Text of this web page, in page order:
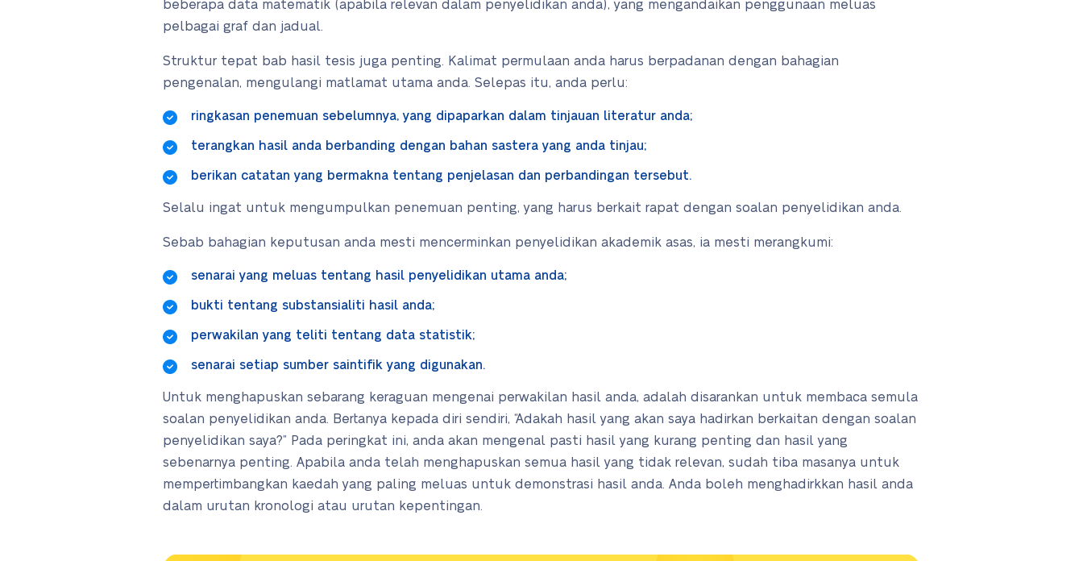
beberapa data matematik (apabila relevan dalam penyelidikan anda), yang mengandaikan penggunaan meluas
pelbagai graf dan jadual.
Struktur tepat bab hasil tesis juga penting. Kalimat permulaan anda harus berpadanan dengan bahagian
pengenalan, mengulangi matlamat utama anda. Selepas itu, anda perlu:
ringkasan penemuan sebelumnya, yang dipaparkan dalam tinjauan literatur anda;
terangkan hasil anda berbanding dengan bahan sastera yang anda tinjau;
berikan catatan yang bermakna tentang penjelasan dan perbandingan tersebut.
Selalu ingat untuk mengumpulkan penemuan penting, yang harus berkait rapat dengan soalan penyelidikan anda.
Sebab bahagian keputusan anda mesti mencerminkan penyelidikan akademik asas, ia mesti merangkumi:
senarai yang meluas tentang hasil penyelidikan utama anda;
bukti tentang substansialiti hasil anda;
perwakilan yang teliti tentang data statistik;
senarai setiap sumber saintifik yang digunakan.
Untuk menghapuskan sebarang keraguan mengenai perwakilan hasil anda, adalah disarankan untuk membaca semula
soalan penyelidikan anda. Bertanya kepada diri sendiri, “Adakah hasil yang akan saya hadirkan berkaitan dengan soalan
penyelidikan saya?” Pada peringkat ini, anda akan mengenal pasti hasil yang kurang penting dan hasil yang
sebenarnya penting. Apabila anda telah menghapuskan semua hasil yang tidak relevan, sudah tiba masanya untuk
mempertimbangkan kaedah yang paling meluas untuk demonstrasi hasil anda. Anda boleh menghadirkkan hasil anda
dalam urutan kronologi atau urutan kepentingan.